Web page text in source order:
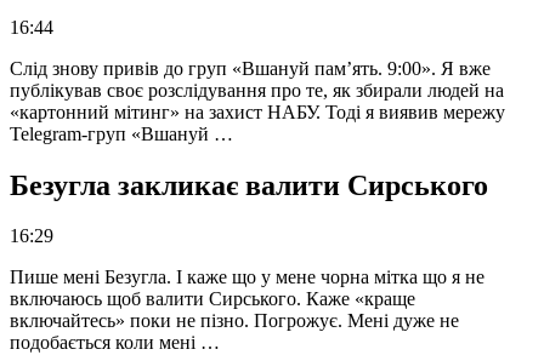
16:44
Слід знову привів до груп «Вшануй пам’ять. 9:00». Я вже
публікував своє розслідування про те, як збирали людей на
«картонний мітинг» на захист НАБУ. Тоді я виявив мережу
Telegram-груп «Вшануй …
Безугла закликає валити Сирського
16:29
Пише мені Безугла. І каже що у мене чорна мітка що я не
включаюсь щоб валити Сирського. Каже «краще
включайтесь» поки не пізно. Погрожує. Мені дуже не
подобається коли мені …